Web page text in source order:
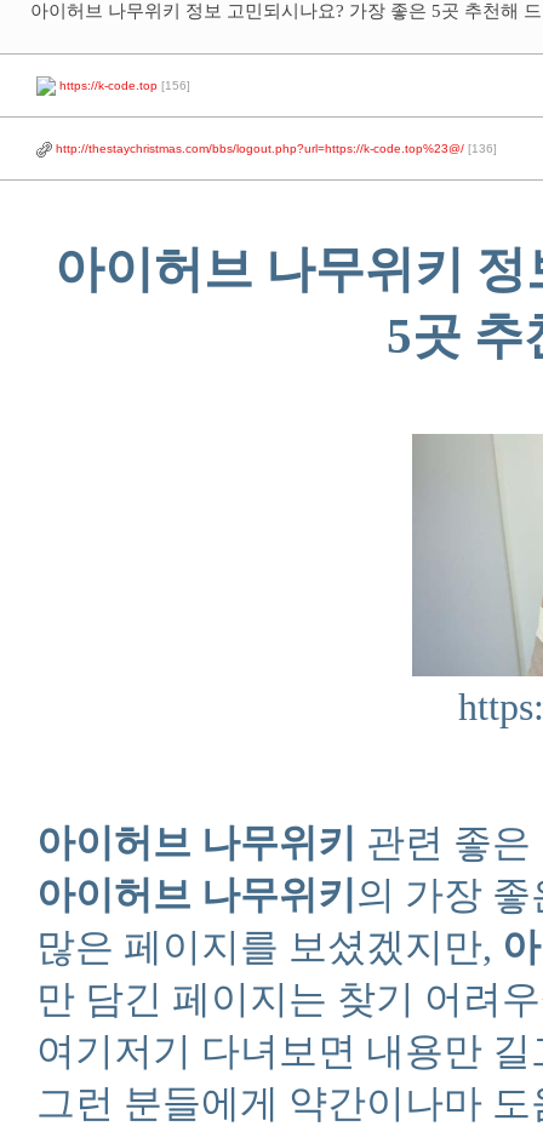
아이허브 나무위키 정보 고민되시나요? 가장 좋은 5곳 추천해
https://k-code.top [156]
http://thestaychristmas.com/bbs/logout.php?url=https://k-code.top%23@/ [136]
아이허브 나무위키
5곳 추
아이허브 나무위키
관련 좋
아이허브 나무위키 의 가장
많은 페이지를 보셨겠지만,
만 담긴 페이지는 찾기 어려
여기저기 다녀보면 내용만
그런 분들에게 약간이나마